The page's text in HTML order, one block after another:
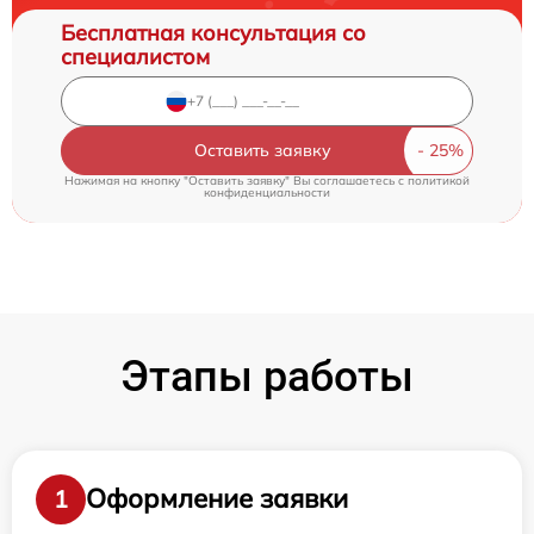
Бесплатная консультация со
специалистом
Оставить заявку
Нажимая на кнопку "Оставить заявку" Вы соглашаетесь cполитикой
конфиденциальности
Этапы работы
1
Оформление заявки